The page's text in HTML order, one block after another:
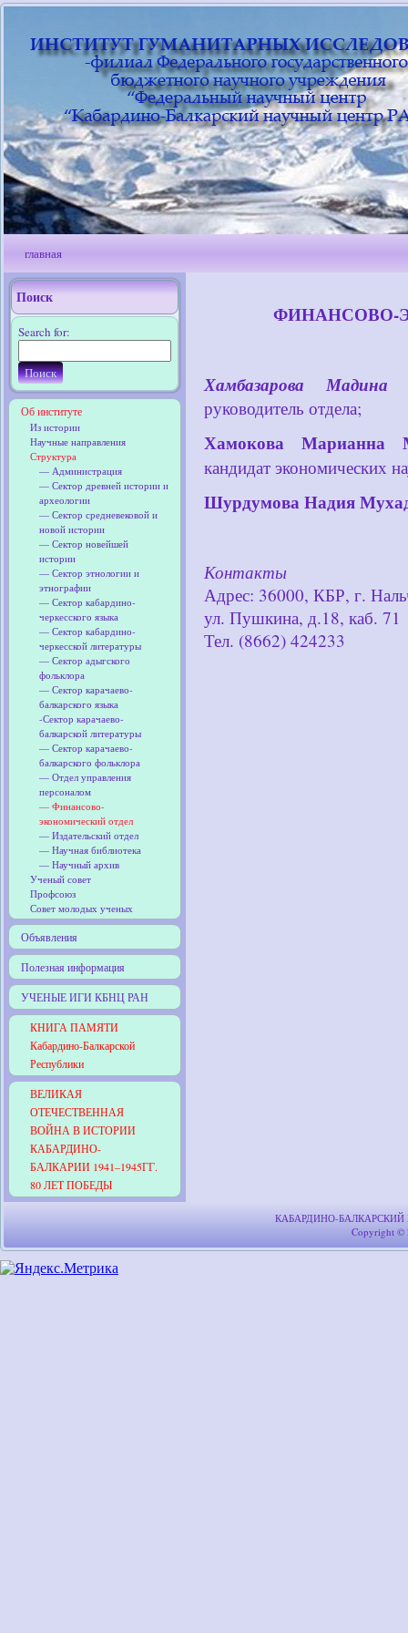
главная
Поиск
Search for:
Об институте
Из истории
Научные направления
Структура
— Администрация
— Сектор древней истории и
археологии
— Сектор средневековой и
новой истории
— Сектор новейшей
истории
— Сектор этнологии и
этнографии
— Сектор кабардино-
черкесского языка
— Сектор кабардино-
черкесской литературы
— Сектор адыгского
фольклора
— Сектор карачаево-
балкарского языка
-Сектор карачаево-
балкарской литературы
— Сектор карачаево-
балкарского фольклора
— Отдел управления
персоналом
— Финансово-
экономический отдел
— Издательский отдел
— Научная библиотека
— Научный архив
Ученый совет
Профсоюз
Совет молодых ученых
Объявления
Полезная информация
УЧЕНЫЕ ИГИ КБНЦ РАН
КНИГА ПАМЯТИ
Кабардино-Балкарской
Республики
ВЕЛИКАЯ
ОТЕЧЕСТВЕННАЯ
ВОЙНА В ИСТОРИИ
КАБАРДИНО-
БАЛКАРИИ 1941–1945ГГ.
80 ЛЕТ ПОБЕДЫ
ФИНАНСОВО-
Хамбазарова
руководитель отдела;
Хамокова Марианна
кандидат экономических
Шурдумова Надия
Контакты
Адрес: 36000, КБР, г.
ул. Пушкина, д.18, каб. 71
Тел. (8662) 424233
КАБАРДИНО-
Copyright ©